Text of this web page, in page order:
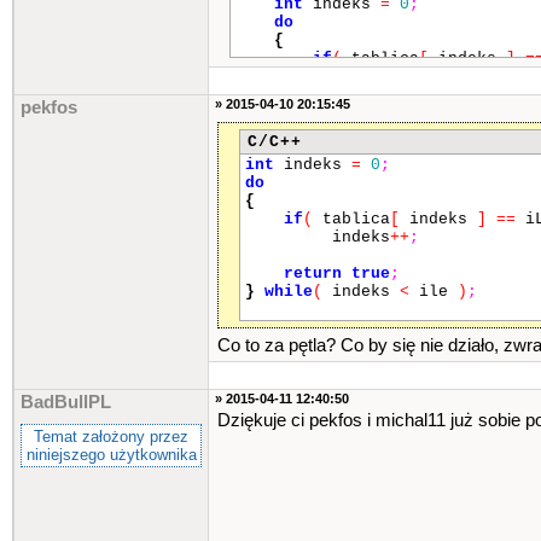
int indeks = 0 ;
do
{
if(tablica[indeks]
return
} while(indeks<ile);
return
false
int
time(NULL
std::cout<< "Witaj w
std:: cout<< "Jest on
std::cout<< "Zasady s¹
afiles wyplacana ci jest
std::cout<< "Za jedn¹
std::endl;
std::cout
std::cout << "Na poczatek
pekfos » 2015-04-10 20:15:45
C/C++
int indeks = 0 ;
do
{
if ( tablica indeks ==
indeks++ ;
return
true;
} while( indeks < ile ) ;
Co to za pętla? Co by się nie działo,
BadBullPL
Temat założony przez
niniejszego użytkownika
» 2015-04-11 12:40:50
Dziękuje ci pekfos i michal11 już sobie